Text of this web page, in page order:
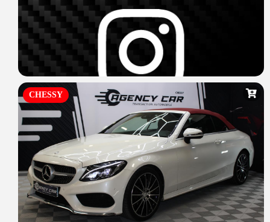
CHESSY